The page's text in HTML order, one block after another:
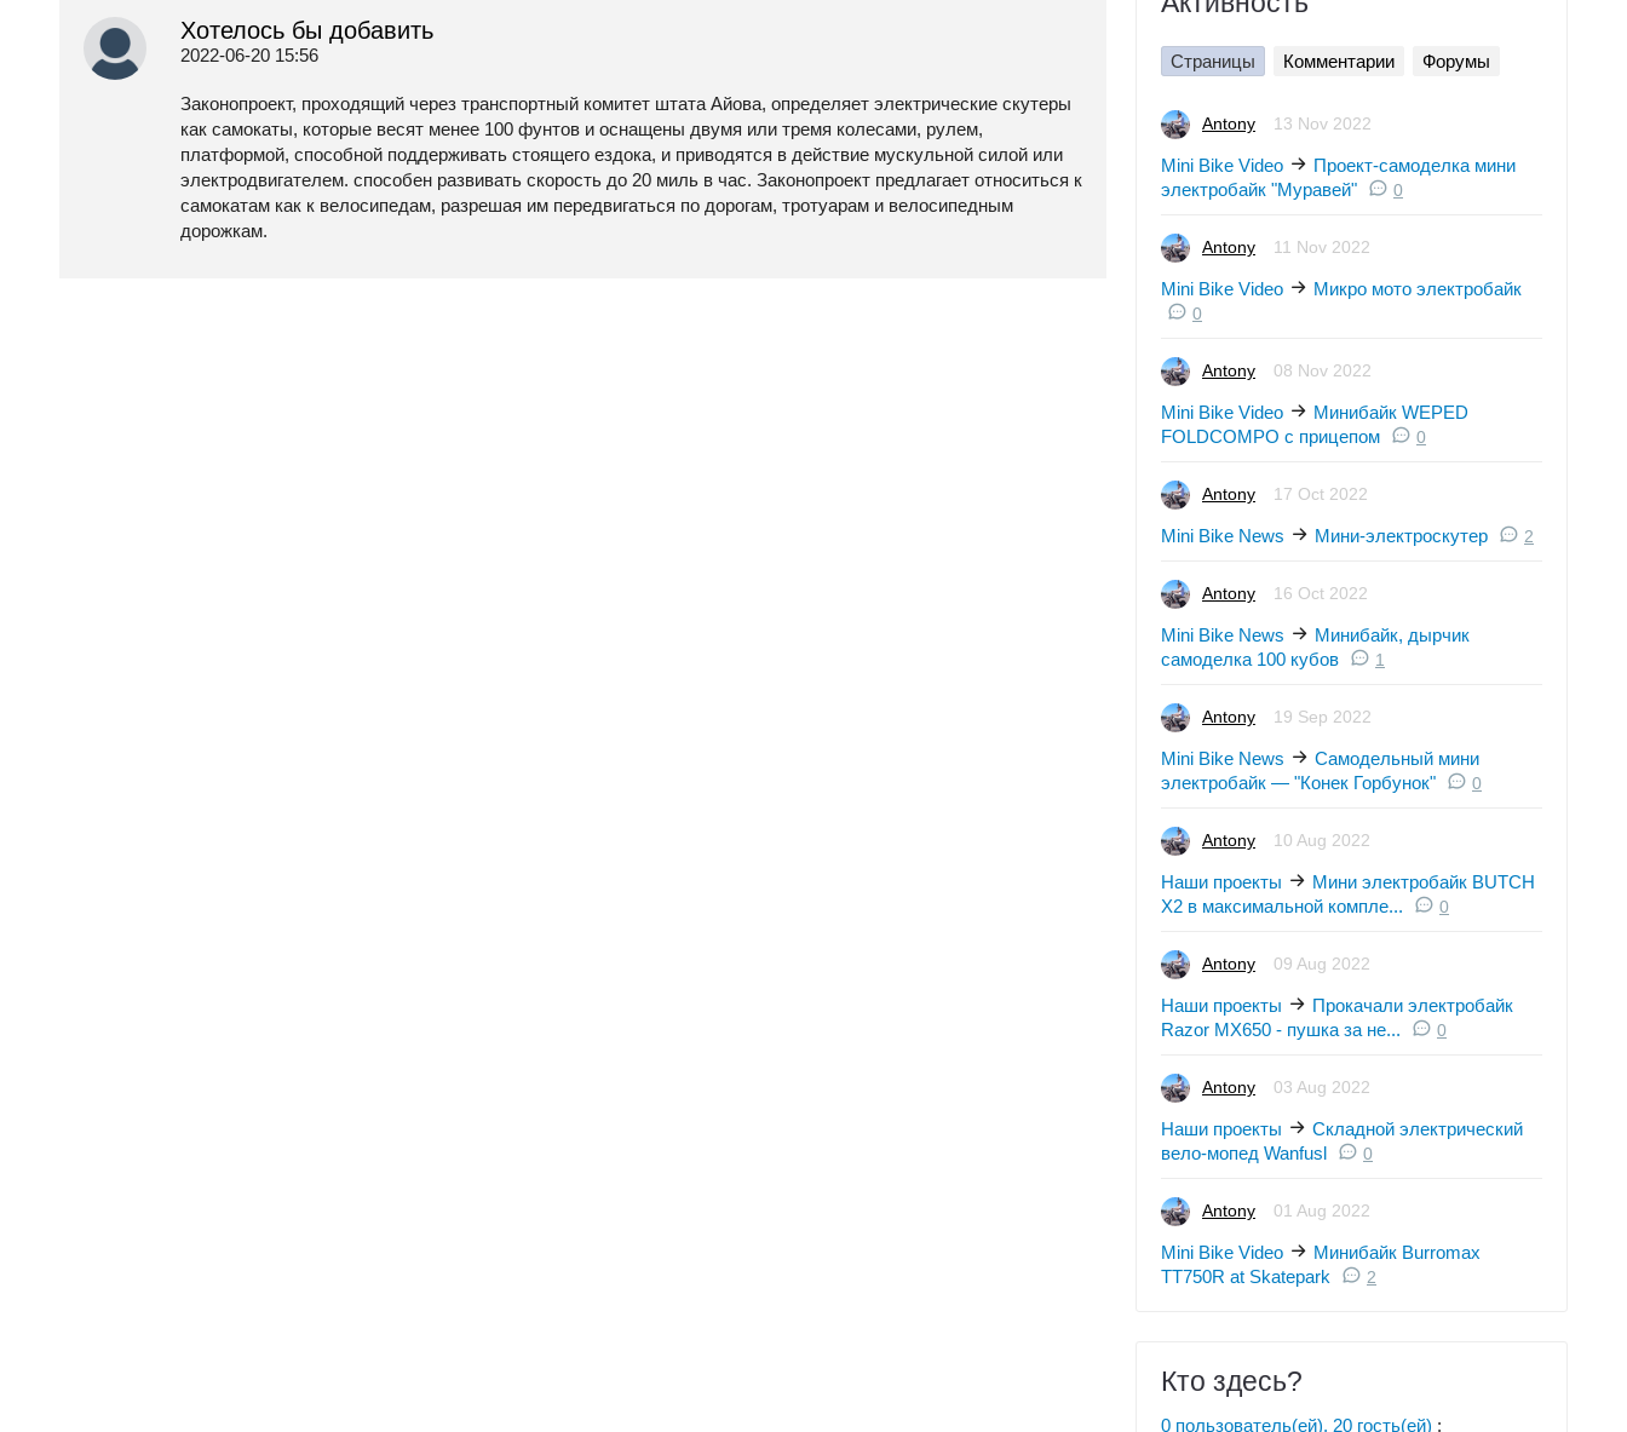
Хотелось бы добавить
2022-06-20 15:56
Законопроект, проходящий через транспортный комитет штата Айова, определяет электрические скутеры
как самокаты, которые весят менее 100 фунтов и оснащены двумя или тремя колесами, рулем,
платформой, способной поддерживать стоящего ездока, и приводятся в действие мускульной силой или
электродвигателем. способен развивать скорость до 20 миль в час. Законопроект предлагает относиться к
самокатам как к велосипедам, разрешая им передвигаться по дорогам, тротуарам и велосипедным
дорожкам.
Страницы Комментарии Форумы
Antony 13 Nov 2022
Mini Bike Video
Проект-самоделка мини
электробайк "Муравей"
0
Antony 11 Nov 2022
Mini Bike Video Микро мото электробайк
0
Antony 08 Nov 2022
Mini Bike Video
Минибайк WEPED
FOLDCOMPO с прицепом
0
Antony 17 Oct 2022
Mini Bike News Мини-электроскутер 2
Antony 16 Oct 2022
Mini Bike News
Минибайк, дырчик
самоделка 100 кубов
1
Antony 19 Sep 2022
Mini Bike News
Самодельный мини
электробайк — "Конек Горбунок"
0
Antony 10 Aug 2022
Наши проекты
Мини электробайк BUTCH
X2 в максимальной компле...
0
Antony 09 Aug 2022
Наши проекты
Прокачали электробайк
Razor MX650 - пушка за не...
0
Antony 03 Aug 2022
Наши проекты
Складной электрический
вело-мопед Wanfusl
0
Antony 01 Aug 2022
Mini Bike Video
Минибайк Burromax
TT750R at Skatepark
2
Кто здесь?
0 пользователь(ей), 20 гость(ей) :